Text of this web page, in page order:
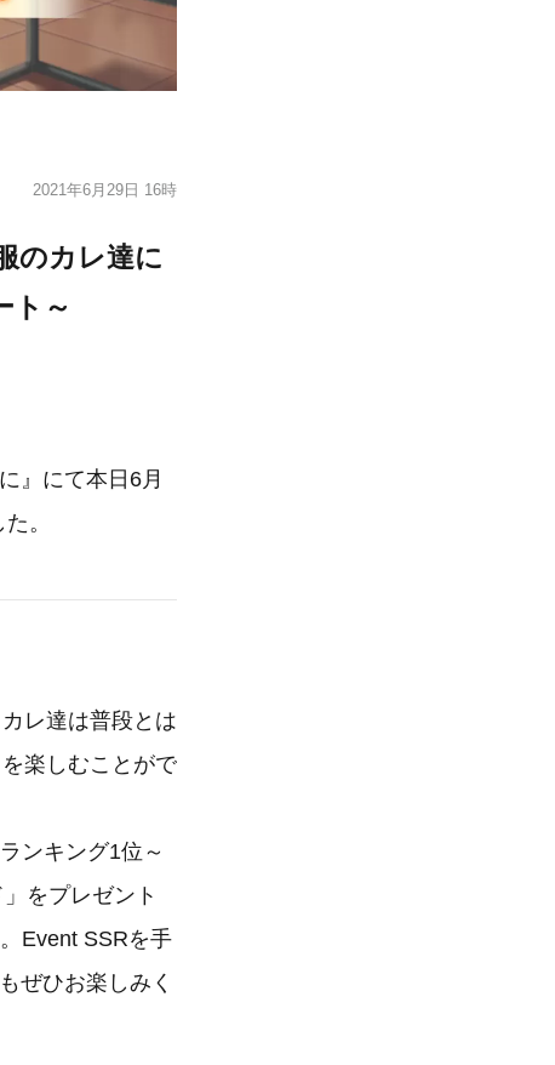
2021年6月29日 16時
のカレ達に
ト～
』にて本日6月
。
レ達は普段とは
楽しむことがで
ンキング1位～
をプレゼント
Event SSRを手
ぜひお楽しみく